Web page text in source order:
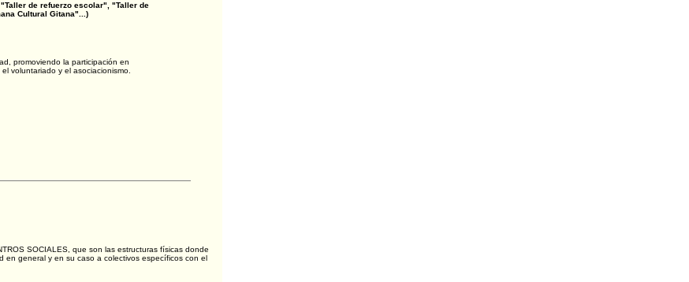
de refuerzo escolar", "Taller de
Cultural Gitana"...)
promoviendo la participación en
voluntariado y el asociacionismo.
SOCIALES, que son las estructuras físicas donde
en general y en su caso a colectivos específicos con el